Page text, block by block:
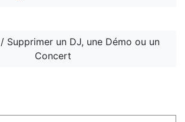
Concert